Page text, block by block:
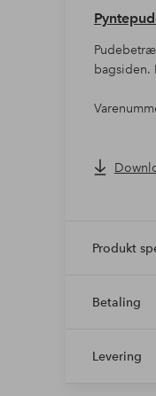
bagsiden.
Produkt
Betaling
Levering